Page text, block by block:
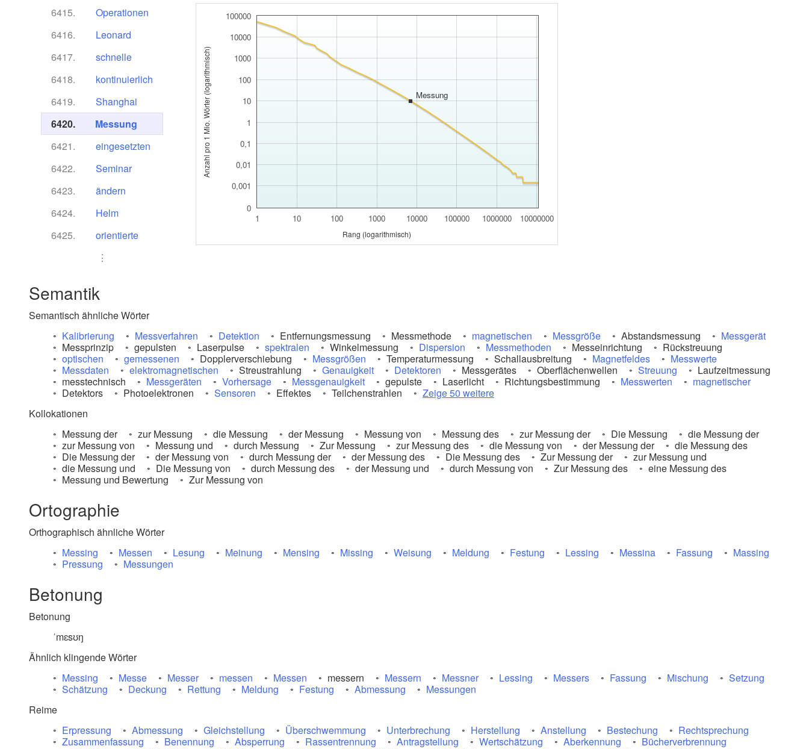
6415.
Operationen
6416.
Leonard
6417.
schnelle
6418.
kontinuierlich
6419.
Shanghai
6420.
Messung
6421.
eingesetzten
6422.
Seminar
6423.
ändern
6424.
Helm
6425.
orientierte
⋮
1 10 100 1000 10000 100000 1000000 10000000
0
1
10
100
1000
10000
100000
0,001
0,01
0,1
Messung
Rang (logarithmisch)
Anzahl pro 1 Mio. Wörter (logarithmisch)
Semantik
Semantisch ähnliche Wörter
Kalibrierung
Messverfahren Detektion Entfernungsmessung Messmethode magnetischen Messgröße Abstandsmessung
Messgerät
Messprinzip
gepulsten Laserpulse spektralen Winkelmessung Dispersion Messmethoden Messeinrichtung
Rückstreuung
optischen
gemessenen Dopplerverschiebung Messgrößen Temperaturmessung Schallausbreitung Magnetfeldes
Messwerte
Messdaten
elektromagnetischen Streustrahlung Genauigkeit Detektoren Messgerätes Oberflächenwellen Streuung
Laufzeitmessung
messtechnisch
Messgeräten Vorhersage Messgenauigkeit gepulste Laserlicht Richtungsbestimmung Messwerten
magnetischer
Detektors
Photoelektronen Sensoren Effektes Teilchenstrahlen
Zeige 50 weitere
Kollokationen
Messung der
zur Messung die Messung der Messung Messung von Messung des zur Messung der Die Messung
die Messung der
zur Messung von
Messung und durch Messung Zur Messung zur Messung des die Messung von der Messung der
die Messung des
Die Messung der
der Messung von durch Messung der der Messung des Die Messung des Zur Messung der
zur Messung und
die Messung und
Die Messung von durch Messung des der Messung und durch Messung von Zur Messung des
eine Messung des
Messung und Bewertung
Zur Messung von
Ortographie
Orthographisch ähnliche Wörter
Messing
Messen Lesung Meinung Mensing Missing Weisung Meldung Festung Lessing Messina Fassung
Massing
Pressung
Messungen
Betonung
Betonung
ˈmɛsʊŋ
Ähnlich klingende Wörter
Messing
Messe Messer messen Messen messern Messern Messner Lessing Messers Fassung Mischung
Setzung
Schätzung
Deckung Rettung Meldung Festung Abmessung
Messungen
Reime
Erpressung
Abmessung Gleichstellung Überschwemmung Unterbrechung Herstellung Anstellung Bestechung
Rechtsprechung
Zusammenfassung
Benennung Absperrung Rassentrennung Antragstellung Wertschätzung Aberkennung
Bücherverbrennung